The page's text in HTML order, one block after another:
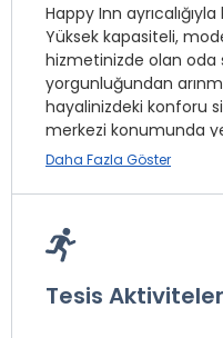
Happy Inn
Yüksek kapasiteli,
hizmetinizde olan oda
yorgunluğundan
hayalinizdeki konforu
merkezi konumunda
ulaşım ağına
duyarız. Ücretsiz
Daha Fazla Göster
Tesis